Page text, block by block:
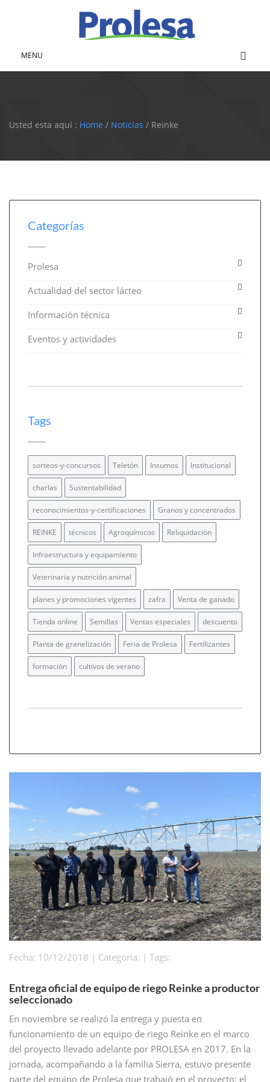
MENU
Usted esta aquí : Home / Noticias / Reinke
Categorías
Prolesa
Actualidad del sector lácteo
Información técnica
Eventos y actividades
Tags
sorteos-y-concursos Teletón Insumos Institucional
charlas Sustentabilidad
reconocimientos-y-certificaciones Granos y concentrados
REINKE técnicos Agroquímicos Reliquidación
Infraestructura y equipamiento
Veterinaria y nutrición animal
planes y promociones vigentes zafra Venta de ganado
Tienda online Semillas Ventas especiales descuento
Planta de granelización Feria de Prolesa Fertilizantes
formación cultivos de verano
Fecha: 10/12/2018 | Categoría: | Tags:
Entrega oficial de equipo de riego Reinke a productor
seleccionado
En noviembre se realizó la entrega y puesta en
funcionamiento de un equipo de riego Reinke en el marco
del proyecto llevado adelante por PROLESA en 2017. En la
jornada, acompañando a la familia Sierra, estuvo presente
parte del equipo de Prolesa que trabajó en el proyecto; el